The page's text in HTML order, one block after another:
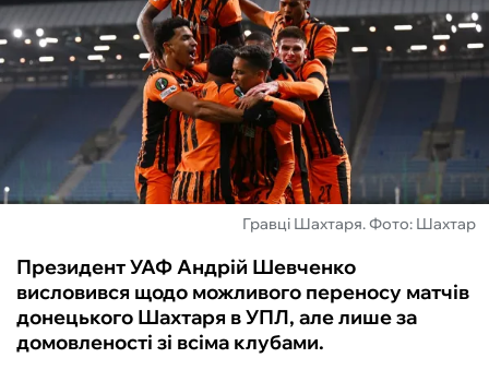
ЧС-2026
ФУТЗАЛ
БУКМЕКЕРИ
Гравці Шахтаря. Фото: Шахтар
Президент УАФ Андрій Шевченко
висловився щодо можливого переносу матчів
донецького Шахтаря в УПЛ, але лише за
домовленості зі всіма клубами.